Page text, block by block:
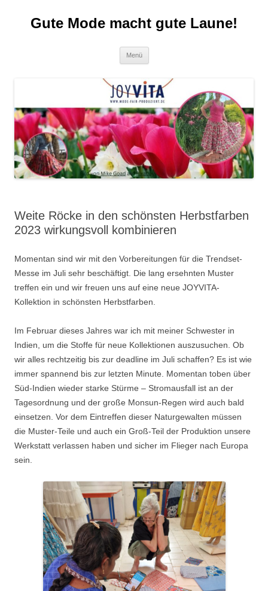
springenGute Mode macht gute Laune!
Menü
Weite Röcke in den schönsten Herbstfarben
2023 wirkungsvoll kombinieren
Momentan sind wir mit den Vorbereitungen für die Trendset-
Messe im Juli sehr beschäftigt. Die lang ersehnten Muster
treffen ein und wir freuen uns auf eine neue JOYVITA-
Kollektion in schönsten Herbstfarben.
Im Februar dieses Jahres war ich mit meiner Schwester in
Indien, um die Stoffe für neue Kollektionen auszusuchen. Ob
wir alles rechtzeitig bis zur deadline im Juli schaffen? Es ist wie
immer spannend bis zur letzten Minute. Momentan toben über
Süd-Indien wieder starke Stürme – Stromausfall ist an der
Tagesordnung und der große Monsun-Regen wird auch bald
einsetzen. Vor dem Eintreffen dieser Naturgewalten müssen
die Muster-Teile und auch ein Groß-Teil der Produktion unsere
Werkstatt verlassen haben und sicher im Flieger nach Europa
sein.